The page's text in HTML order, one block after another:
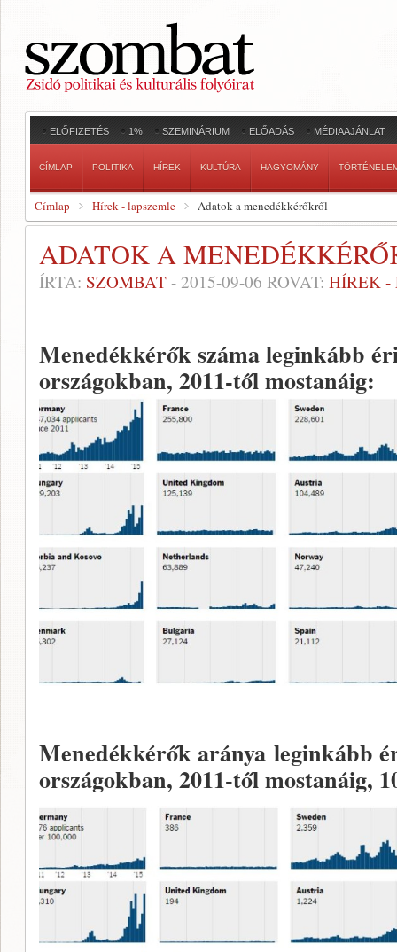
ELŐFIZETÉS 1% SZEMINÁRIUM ELŐADÁS MÉDIAAJÁNLAT
CÍMLAP POLITIKA HÍREK KULTÚRA HAGYOMÁNY
Címlap Hírek - lapszemle Adatok a menedékkérőkről
ADATOK A
ÍRTA: SZOMBAT - 2015-09-06 ROVAT: HÍREK -
Menedékkérők száma leginkább
országokban, 2011-től mostanáig:
Menedékkérők aránya leginkább
országokban, 2011-től mostanáig,